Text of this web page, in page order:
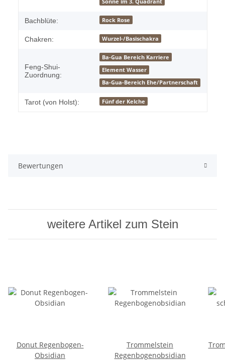
Bachblüte: Rock Rose
Chakren: Wurzel-/Basischakra
Feng-Shui-
Zuordnung:
Ba-Gua Bereich Karriere
Element Wasser
Ba-Gua-Bereich Ehe/Partnerschaft
Tarot (von Holst): Fünf der Kelche
Bewertungen
weitere Artikel zum Stein
Donut Regenbogen-
Obsidian
Trommelstein
Regenbogenobsidian